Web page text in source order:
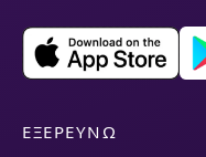
ΕΞΕΡΕΥΝΏ